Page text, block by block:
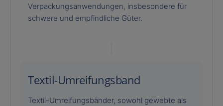
Verpackungsanwendungen, insbesondere für
schwere und empfindliche Güter.
Textil-Umreifungsband
Textil-Umreifungsbänder, sowohl gewebte als